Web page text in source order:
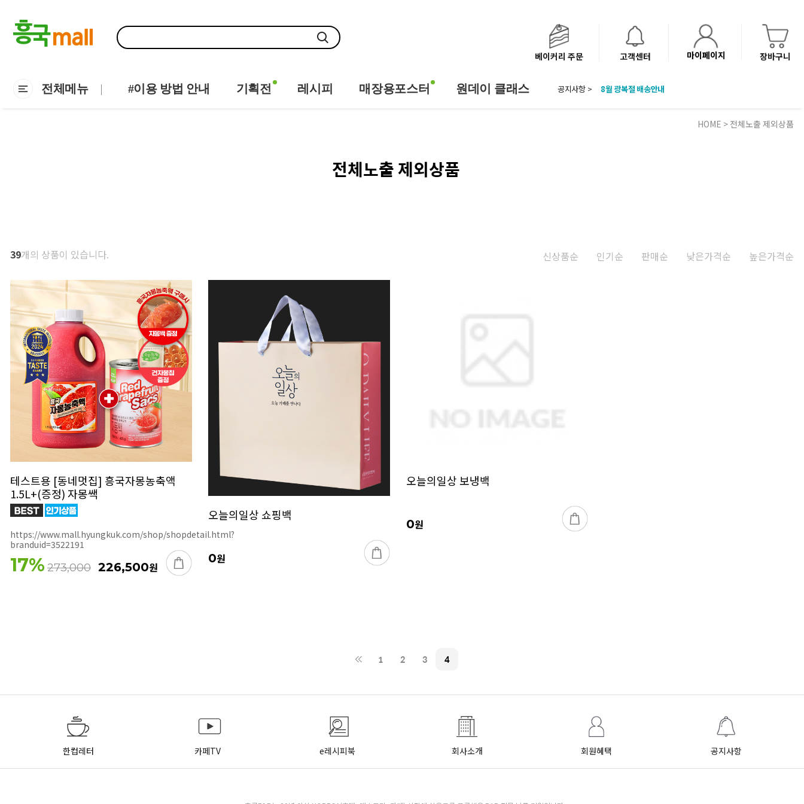
베이커리 주문 고객센터 마이페이지 장바구니
전체메뉴 #이용 방법 안내 기획전 레시피 매장용포스터 원데이 클래스 공지사항 >
8월 광복절 배송안내
HOME > 전체노출 제외상품
전체노출 제외상품
39개의 상품이 있습니다. 신상품순 인기순 판매순 낮은가격순 높은가격순
테스트용 [동네멋집] 흥국자몽농축액
1.5L+(증정) 자몽쌕
https://www.mall.hyungkuk.com/shop/shopdetail.html?
branduid=3522191
17% 273,000 226,500원
오늘의일상 쇼핑백
0원
오늘의일상 보냉백
0원
1 2 3 4
한컵레터 카페TV e레시피북 회사소개 회원혜택 공지사항